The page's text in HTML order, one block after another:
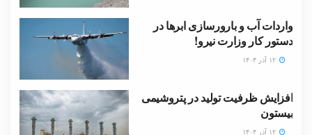
واردات آب و بارورسازی ابر‌ها در
دستور کار وزارت نیرو!
افزایش ظرفیت تولید در پتروشیمی
بیستون